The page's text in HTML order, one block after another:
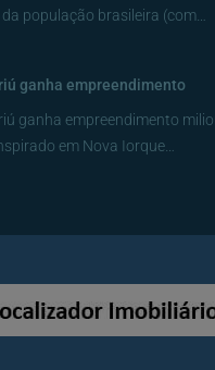
população brasileira (com…
ganha empreendimento
ganha empreendimento
em Nova Iorque…